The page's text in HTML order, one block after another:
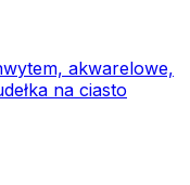
akwarelowe,
na ciasto